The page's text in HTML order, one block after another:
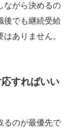
ながら決めるの
後でも継続受給
ありません。
応すればいい
るのが最優先で